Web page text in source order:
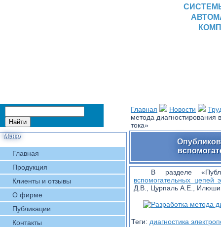
Меню
Главная
Продукция
Клиенты и отзывы
О фирме
Публикации
Контакты
Главная Новости
метода диагностирования
тока»
В разделе
вспомогательных цепей
Д.В., Цурпаль А.Е.,
Теги: диагностика